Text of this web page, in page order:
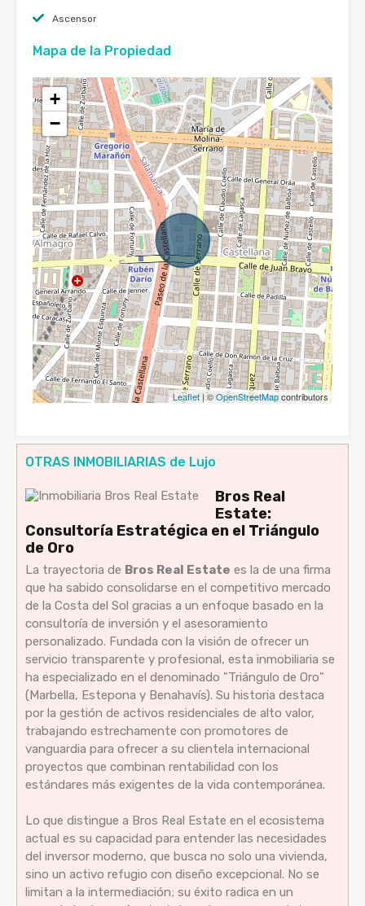
Ascensor
Mapa de la Propiedad
+
−
Leaflet | ©OpenStreetMapcontributors
OTRAS INMOBILIARIAS de Lujo
Bros Real
Estate:
Consultoría Estratégica en el Triángulo
de Oro
La trayectoria de Bros Real Estate es la de una firma
que ha sabido consolidarse en el competitivo mercado
de la Costa del Sol gracias a un enfoque basado en la
consultoría de inversión y el asesoramiento
personalizado. Fundada con la visión de ofrecer un
servicio transparente y profesional, esta inmobiliaria se
ha especializado en el denominado "Triángulo de Oro"
(Marbella, Estepona y Benahavís). Su historia destaca
por la gestión de activos residenciales de alto valor,
trabajando estrechamente con promotores de
vanguardia para ofrecer a su clientela internacional
proyectos que combinan rentabilidad con los
estándares más exigentes de la vida contemporánea.
Lo que distingue a Bros Real Estate en el ecosistema
actual es su capacidad para entender las necesidades
del inversor moderno, que busca no solo una vivienda,
sino un activo refugio con diseño excepcional. No se
limitan a la intermediación; su éxito radica en un